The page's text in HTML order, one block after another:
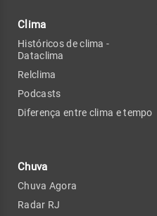
Clima
Históricos de clima -
Dataclima
Relclima
Podcasts
Diferença entre clima e tempo
Chuva
Chuva Agora
Radar RJ